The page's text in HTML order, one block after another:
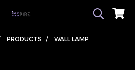
PRODUCTS WALL LAMP